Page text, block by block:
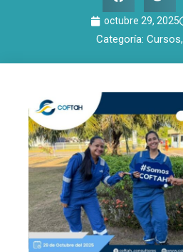
octubre 29, 2025
Categoría: Cursos,